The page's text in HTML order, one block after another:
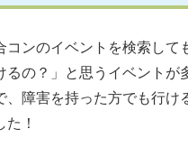
コンのイベントを検索して
るの？」と思うイベントが
、障害を持った方でも行け
た！